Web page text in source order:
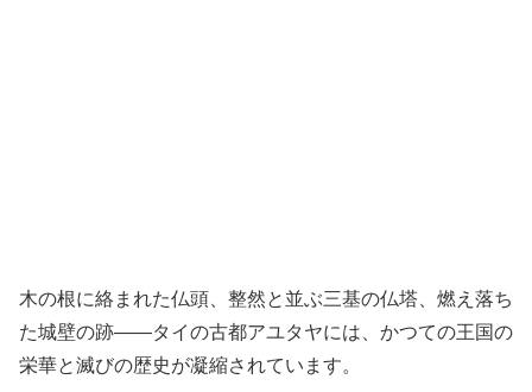
木の根に絡まれた仏頭、整然と並ぶ三基の仏塔、燃え落ち
た城壁の跡——タイの古都アユタヤには、かつての王国の
栄華と滅びの歴史が凝縮されています。